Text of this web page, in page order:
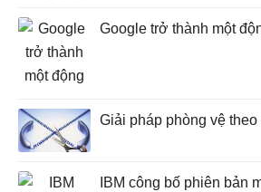
Google trở thành một
Giải pháp phòng vệ
IBM công bố phiên bản